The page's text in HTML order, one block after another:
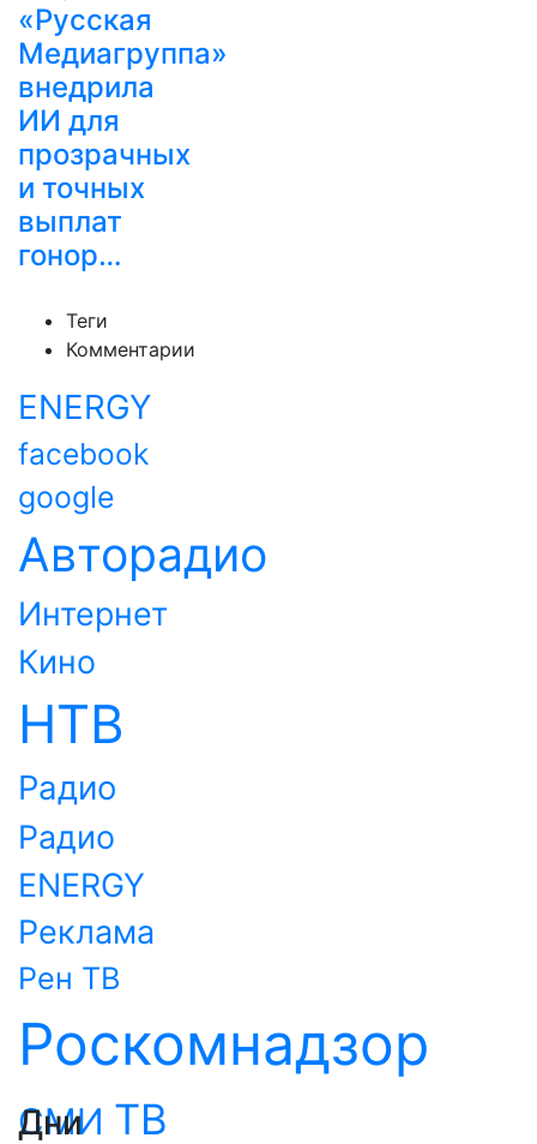
«Русская
Медиагруппа»
внедрила
ИИ для
прозрачных
и точных
выплат
гонор…
Теги
Комментарии
ENERGY
facebook
google
Авторадио
Интернет
Кино
НТВ
Радио
Радио
ENERGY
Реклама
Рен ТВ
Роскомнадзор
СМИ ТВ
Дни